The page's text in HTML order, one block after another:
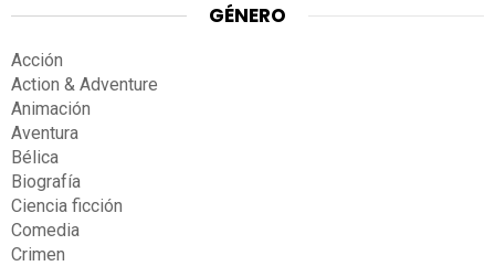
GÉNERO
Acción
Action & Adventure
Animación
Aventura
Bélica
Biografía
Ciencia ficción
Comedia
Crimen